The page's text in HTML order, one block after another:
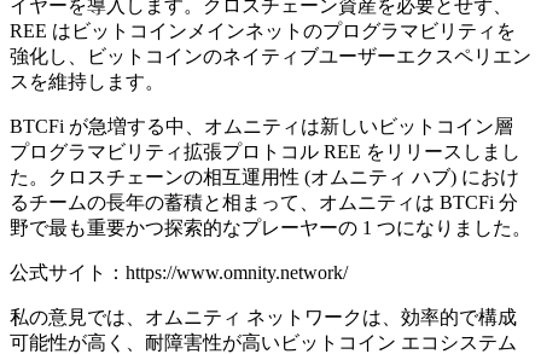
イヤーを導入します。クロスチェーン資産を必要とせず、
REE はビットコインメインネットのプログラマビリティを
強化し、ビットコインのネイティブユーザーエクスペリエン
スを維持します。
BTCFi が急増する中、オムニティは新しいビットコイン層
プログラマビリティ拡張プロトコル REE をリリースしまし
た。クロスチェーンの相互運用性 (オムニティ ハブ) におけ
るチームの長年の蓄積と相まって、オムニティは BTCFi 分
野で最も重要かつ探索的なプレーヤーの 1 つになりました。
公式サイト：https://www.omnity.network/
私の意見では、オムニティ ネットワークは、効率的で構成
可能性が高く、耐障害性が高いビットコイン エコシステム